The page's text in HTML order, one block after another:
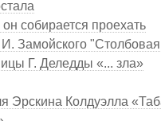
собирается проехать
Замойского
Г. Деледды «... зла»
Эрскина Колдуэлла